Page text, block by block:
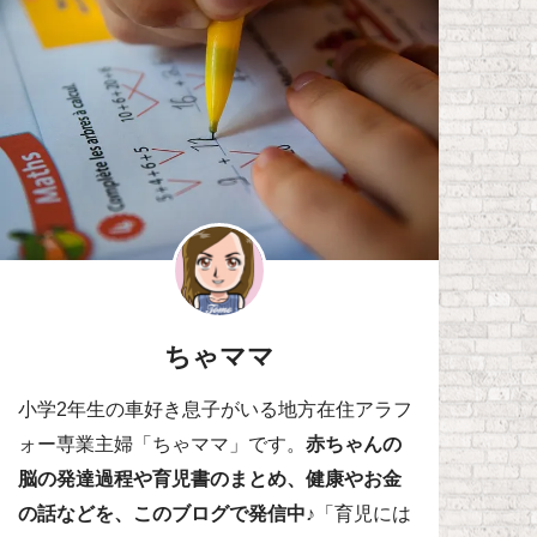
ちゃママ
小学2年生の車好き息子がいる地方在住アラフ
ォー専業主婦「ちゃママ」です。赤ちゃんの
脳の発達過程や育児書のまとめ、健康やお金
の話などを、このブログで発信中♪ 「育児には